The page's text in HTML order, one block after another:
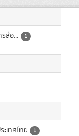
รสื่อ... 1
เทศไทย 1